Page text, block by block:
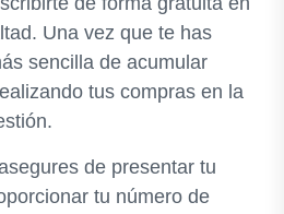
Una vez que te has
sencilla de acumular
tus compras en la
de presentar tu
tu número de